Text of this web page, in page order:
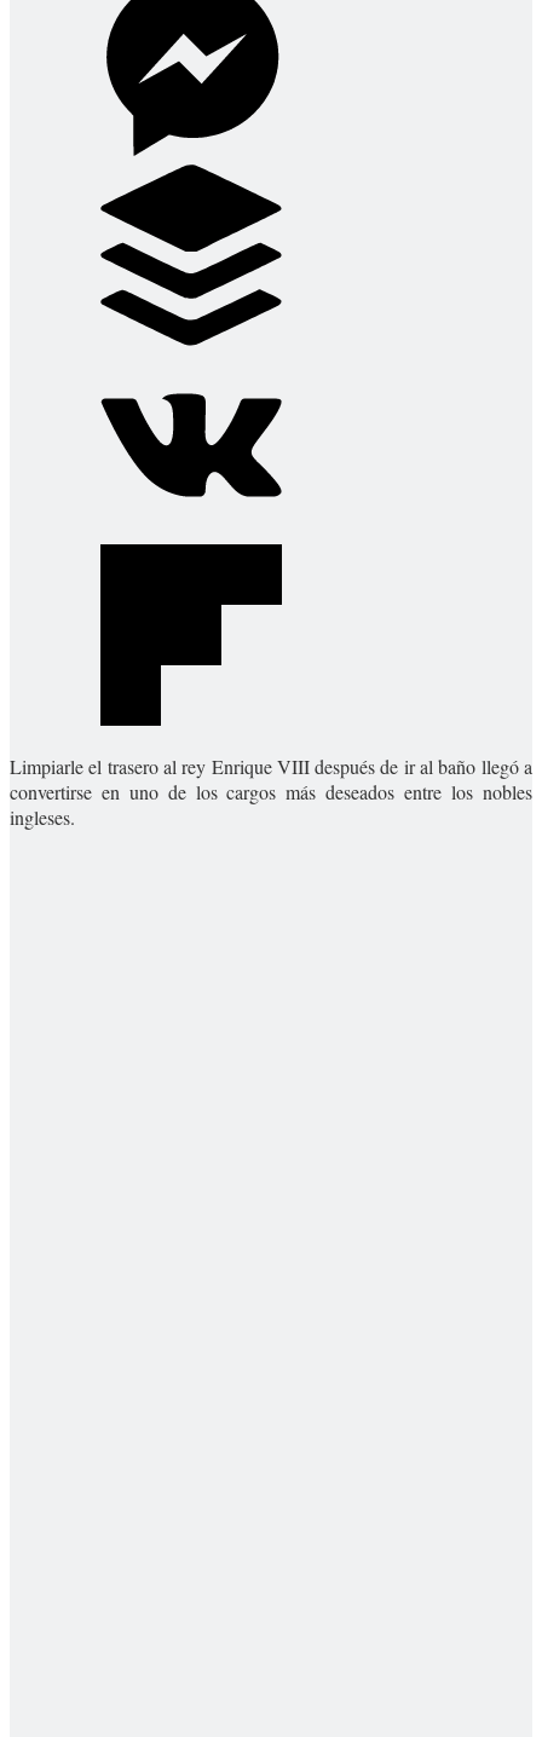
Limpiarle el trasero al rey Enrique VIII después de ir al baño llegó a
convertirse en uno de los cargos más deseados entre los nobles
ingleses.